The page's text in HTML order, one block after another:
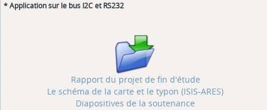
* Application sur le bus I2C et RS232
Rapport du projet de fin d'étude
Le schéma de la carte et le typon (ISIS-ARES)
Diapositives de la soutenance